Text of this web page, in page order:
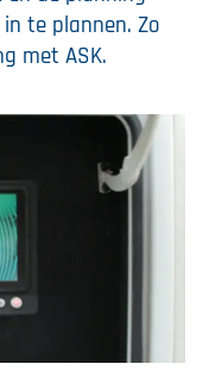
te plannen. Zo
met ASK.